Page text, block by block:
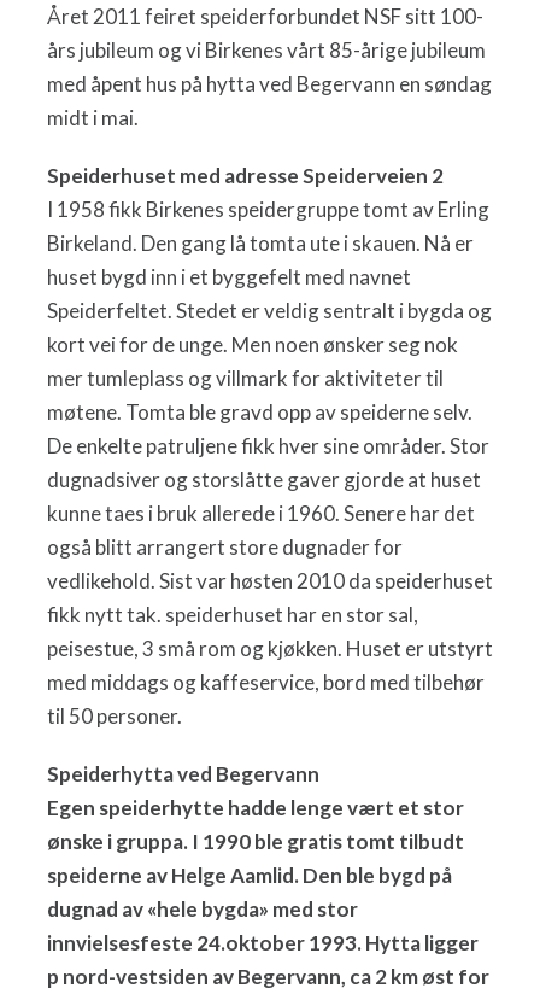
Året 2011 feiret speiderforbundet NSF sitt 100-
års jubileum og vi Birkenes vårt 85-årige jubileum
med åpent hus på hytta ved Begervann en søndag
midt i mai.
Speiderhuset med adresse Speiderveien 2
I 1958 fikk Birkenes speidergruppe tomt av Erling
Birkeland. Den gang lå tomta ute i skauen. Nå er
huset bygd inn i et byggefelt med navnet
Speiderfeltet. Stedet er veldig sentralt i bygda og
kort vei for de unge. Men noen ønsker seg nok
mer tumleplass og villmark for aktiviteter til
møtene. Tomta ble gravd opp av speiderne selv.
De enkelte patruljene fikk hver sine områder. Stor
dugnadsiver og storslåtte gaver gjorde at huset
kunne taes i bruk allerede i 1960. Senere har det
også blitt arrangert store dugnader for
vedlikehold. Sist var høsten 2010 da speiderhuset
fikk nytt tak. speiderhuset har en stor sal,
peisestue, 3 små rom og kjøkken. Huset er utstyrt
med middags og kaffeservice, bord med tilbehør
til 50 personer.
Speiderhytta ved Begervann
Egen speiderhytte hadde lenge vært et stor
ønske i gruppa. I 1990 ble gratis tomt tilbudt
speiderne av Helge Aamlid. Den ble bygd på
dugnad av «hele bygda» med stor
innvielsesfeste 24.oktober 1993. Hytta ligger
p nord-vestsiden av Begervann, ca 2 km øst for